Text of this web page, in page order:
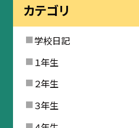
カテゴリ
学校日記
１年生
２年生
３年生